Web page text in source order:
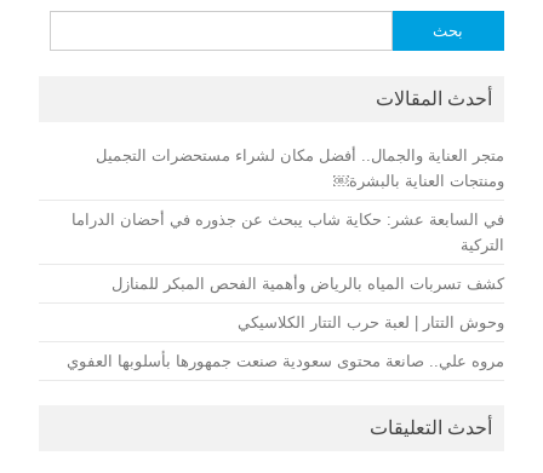
عن:
أحدث المقالات
متجر العناية والجمال.. أفضل مكان لشراء مستحضرات التجميل
ومنتجات العناية بالبشرة￼
في السابعة عشر: حكاية شاب يبحث عن جذوره في أحضان الدراما
التركية
كشف تسربات المياه بالرياض وأهمية الفحص المبكر للمنازل
وحوش التتار | لعبة حرب التتار الكلاسيكي
مروه علي.. صانعة محتوى سعودية صنعت جمهورها بأسلوبها العفوي
أحدث التعليقات